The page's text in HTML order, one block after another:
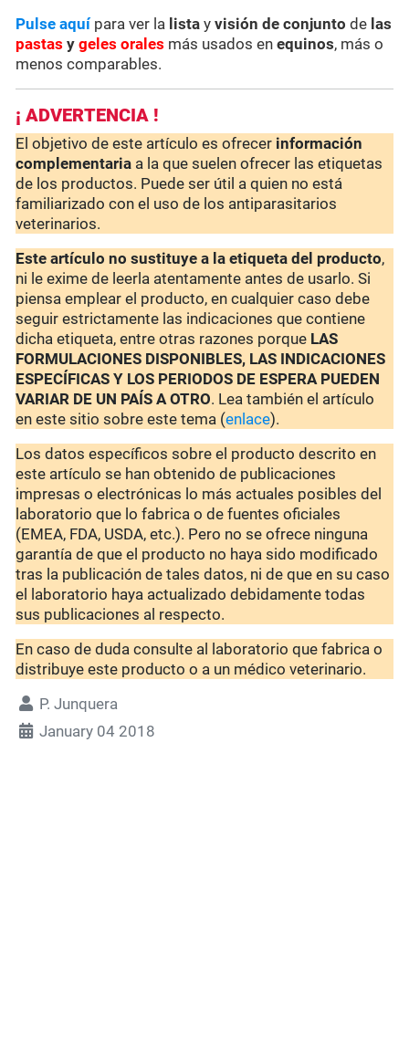
Pulse aquípara ver la lista yvisión de conjunto de las
pastas ygeles orales más usados en equinos, más o
menos comparables.
¡ ADVERTENCIA !
El objetivo de este artículo es ofrecer información
complementaria a la que suelen ofrecer las etiquetas
de los productos. Puede ser útil a quien no está
familiarizado con el uso de los antiparasitarios
veterinarios.
Este artículo no sustituye a la etiqueta del producto,
ni le exime de leerla atentamente antes de usarlo. Si
piensa emplear el producto, en cualquier caso debe
seguir estrictamente las indicaciones que contiene
dicha etiqueta, entre otras razones porque LAS
FORMULACIONES DISPONIBLES, LAS INDICACIONES
ESPECÍFICAS Y LOS PERIODOS DE ESPERA PUEDEN
VARIAR DE UN PAÍS A OTRO. Lea también el artículo
en este sitio sobre este tema (enlace).
Los datos específicos sobre el producto descrito en
este artículo se han obtenido de publicaciones
impresas o electrónicas lo más actuales posibles del
laboratorio que lo fabrica o de fuentes oficiales
(EMEA, FDA, USDA, etc.). Pero no se ofrece ninguna
garantía de que el producto no haya sido modificado
tras la publicación de tales datos, ni de que en su caso
el laboratorio haya actualizado debidamente todas
sus publicaciones al respecto.
En caso de duda consulte al laboratorio que fabrica o
distribuye este producto o a un médico veterinario.
P. Junquera
January 04 2018